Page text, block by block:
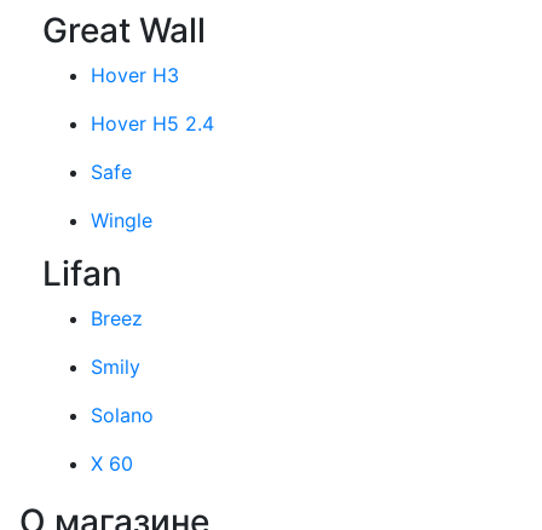
Great Wall
Hover H3
Hover H5 2.4
Safe
Wingle
Lifan
Breez
Smily
Solano
X 60
О магазине